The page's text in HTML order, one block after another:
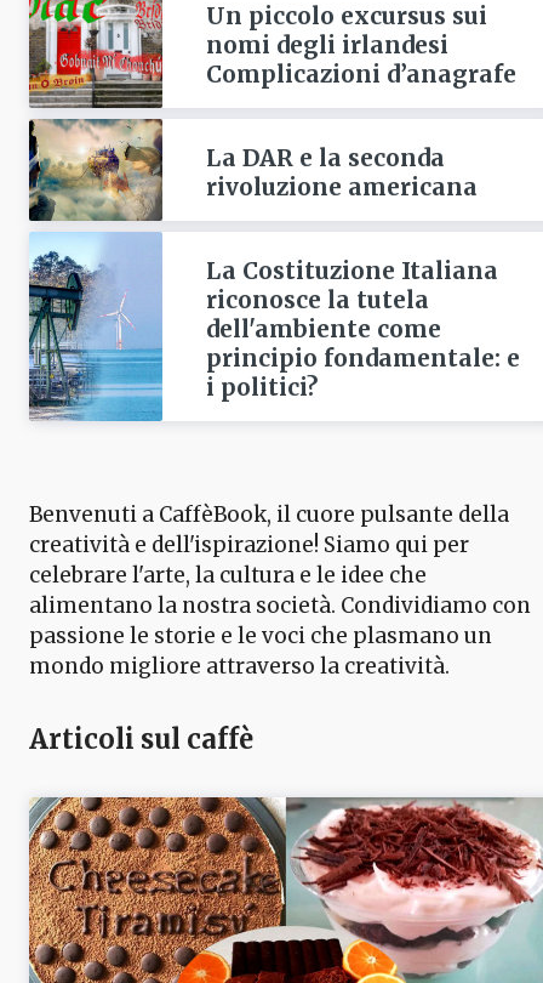
Un piccolo excursus sui
nomi degli irlandesi
Complicazioni d’anagrafe
La DAR e la seconda
rivoluzione americana
La Costituzione Italiana
riconosce la tutela
dell'ambiente come
principio fondamentale: e
i politici?
Benvenuti a CaffèBook, il cuore pulsante della
creatività e dell'ispirazione! Siamo qui per
celebrare l'arte, la cultura e le idee che
alimentano la nostra società. Condividiamo con
passione le storie e le voci che plasmano un
mondo migliore attraverso la creatività.
Articoli sul caffè